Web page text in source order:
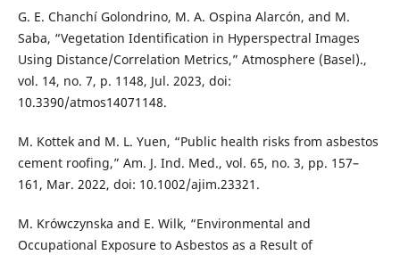
G. E. Chanchí Golondrino, M. A. Ospina Alarcón, and M.
Saba, “Vegetation Identification in Hyperspectral Images
Using Distance/Correlation Metrics,” Atmosphere (Basel).,
vol. 14, no. 7, p. 1148, Jul. 2023, doi:
10.3390/atmos14071148.
M. Kottek and M. L. Yuen, “Public health risks from asbestos
cement roofing,” Am. J. Ind. Med., vol. 65, no. 3, pp. 157–
161, Mar. 2022, doi: 10.1002/ajim.23321.
M. Krówczynska and E. Wilk, “Environmental and
Occupational Exposure to Asbestos as a Result of